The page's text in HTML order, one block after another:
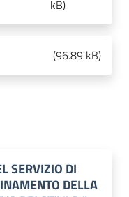
kB)
(96.89 kB)
SERVIZIO DI
DELLA